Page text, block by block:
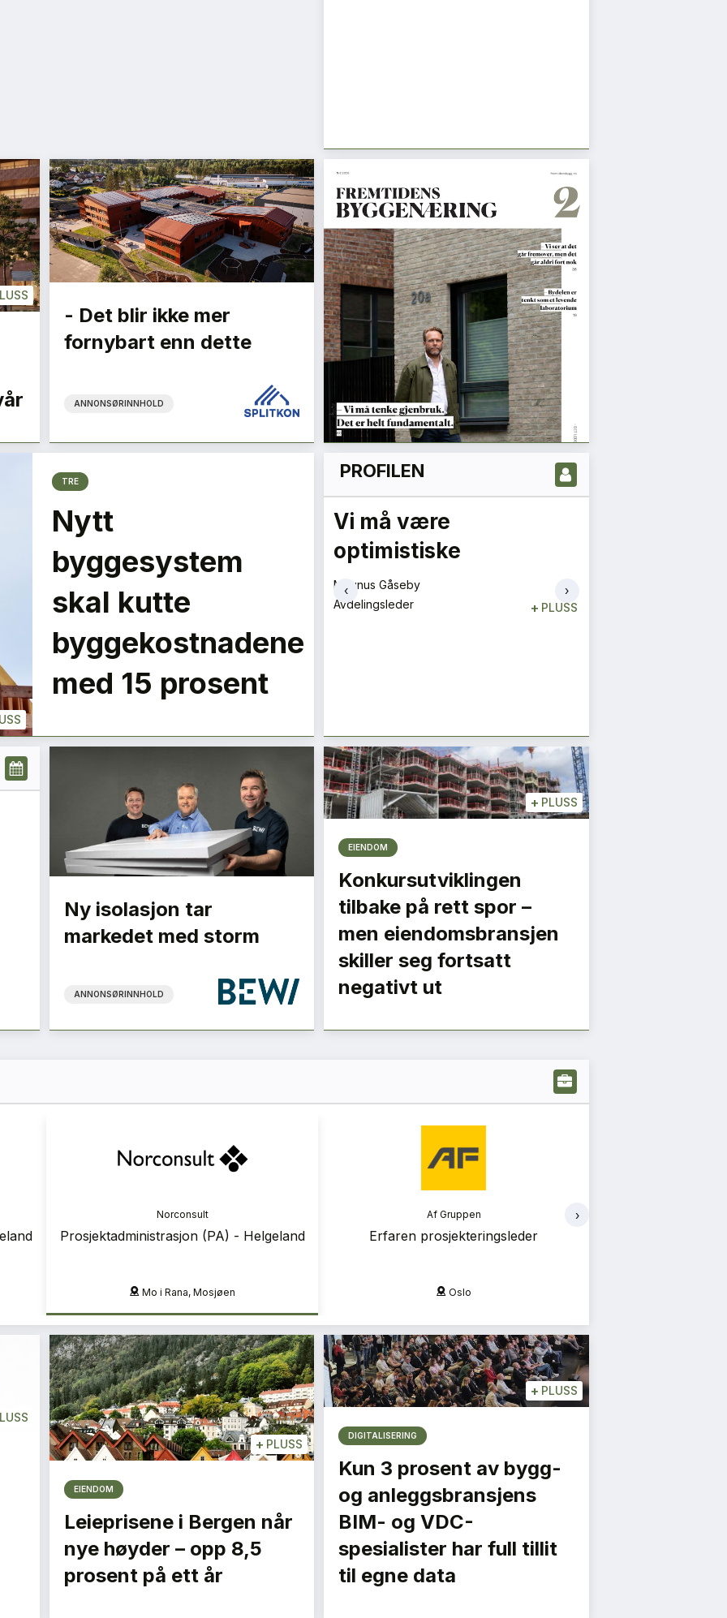
- Det blir ikke mer
fornybart enn dette
ANNONSØRINNHOLD
LES NYESTE UTGIVELSE
TRE
Nytt
byggesystem
skal kutte
byggekostnadene
med 15 prosent
PROFILEN
Ombrukets sirkulære
skrotnisse
Daglig leder
+ PLUSS
Vi må være
optimistiske
Magnus Gåseby
Avdelingsleder
‹ ›
Ny isolasjon tar
markedet med storm
ANNONSØRINNHOLD
+ PLUSS
EIENDOM
Konkursutviklingen
tilbake på rett spor –
men eiendomsbransjen
skiller seg fortsatt
negativt ut
Norconsult
Prosjektadministrasjon (PA) - Helgeland
Mo i Rana, Mosjøen
Af Gruppen
Erfaren prosjekteringsleder
Oslo
›
+ PLUSS
EIENDOM
Leieprisene i Bergen når
nye høyder – opp 8,5
prosent på ett år
+ PLUSS
DIGITALISERING
Kun 3 prosent av bygg-
og anleggsbransjens
BIM- og VDC-
spesialister har full tillit
til egne data